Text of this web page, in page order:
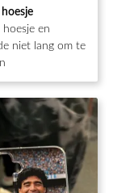
hoesje en
niet lang om te